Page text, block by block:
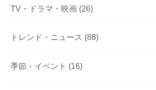
TV・ドラマ・映画 (26)
トレンド・ニュース (88)
季節・イベント (16)